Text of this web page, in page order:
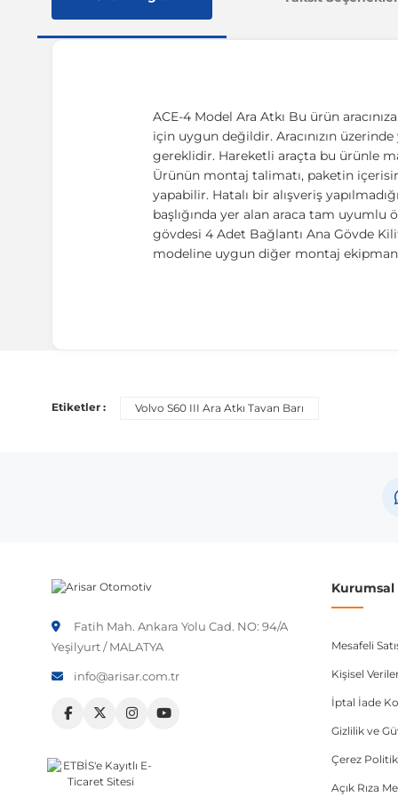
ACE-4 Model Ara Atkı Bu ürün
için uygun değildir. Aracınızın
gereklidir. Hareketli araçta bu ürünle
Ürünün montaj talimatı, paketin
yapabilir. Hatalı bir alışveriş
başlığında yer alan araca tam uyumlu
gövdesi 4 Adet Bağlantı Ana Gövde
modeline uygun diğer montaj
Etiketler : Volvo S60 III Ara Atkı Tavan Barı
Fatih Mah. Ankara Yolu Cad. NO: 94/A
Yeşilyurt / MALATYA
info@arisar.com.tr
Mesafeli
Kişisel
İptal İade
Gizlilik ve
Çerez
Açık Rıza